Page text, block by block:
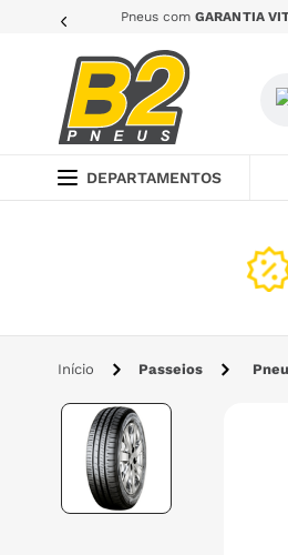
Pneus comGARANTIA
DEPARTAMENTOS
Passeios
4º 175
5º 225
6º 265
7
8